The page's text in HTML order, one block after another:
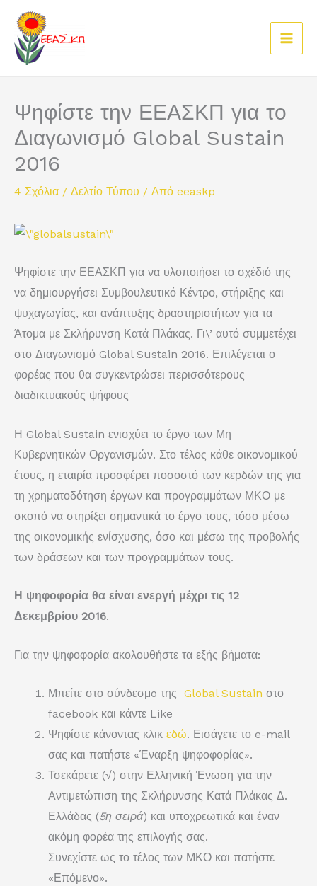
Μετάβαση
περιεχόμενο
Ψηφίστε την ΕΕΑΣΚΠ για το
Διαγωνισμό Global Sustain
2016
4 Σχόλια / Δελτίο Τύπου / Από eeaskp
Ψηφίστε την ΕΕΑΣΚΠ για να υλοποιήσει το σχέδιό της
να δημιουργήσει Συμβουλευτικό Κέντρο, στήριξης και
ψυχαγωγίας, και ανάπτυξης δραστηριοτήτων για τα
Άτομα με Σκλήρυνση Κατά Πλάκας. Γι\’ αυτό συμμετέχει
στο Διαγωνισμό Global Sustain 2016. Επιλέγεται ο
φορέας που θα συγκεντρώσει περισσότερους
διαδικτυακούς ψήφους
Η Global Sustain ενισχύει το έργο των Μη
Κυβερνητικών Οργανισμών. Στο τέλος κάθε οικονομικού
έτους, η εταιρία προσφέρει ποσοστό των κερδών της για
τη χρηματοδότηση έργων και προγραμμάτων ΜΚΟ με
σκοπό να στηρίξει σημαντικά το έργο τους, τόσο μέσω
της οικονομικής ενίσχυσης, όσο και μέσω της προβολής
των δράσεων και των προγραμμάτων τους.
Η ψηφοφορία θα είναι ενεργή μέχρι τις 12
Δεκεμβρίου 2016.
Για την ψηφοφορία ακολουθήστε τα εξής βήματα:
Μπείτε στο σύνδεσμo της Global Sustain στο
facebook και κάντε Like
Ψηφίστε κάνοντας κλικ εδώ. Εισάγετε το e-mail
σας και πατήστε «Έναρξη ψηφοφορίας».
Τσεκάρετε (√) στην Ελληνική Ένωση για την
Αντιμετώπιση της Σκλήρυνσης Κατά Πλάκας Δ.
Ελλάδας (5η σειρά) και υποχρεωτικά και έναν
ακόμη φορέα της επιλογής σας.
Συνεχίστε ως το τέλος των ΜΚΟ και πατήστε
« Επόμενο».